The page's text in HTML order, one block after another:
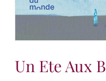
Un Ete Aux